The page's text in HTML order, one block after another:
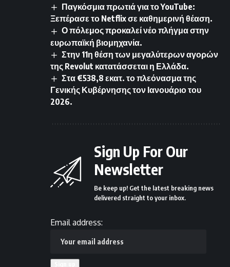
Παγκόσμια πρωτιά για το YouTube:
Ξεπέρασε το Netflix σε καθημερινή θέαση.
Ο πόλεμος προκαλεί νέο πλήγμα στην
ευρωπαϊκή βιομηχανία.
Στην 11η θέση των μεγαλύτερων αγορών
της Revolut κατατάσσεται η Ελλάδα.
Στα €538,8 εκατ. το πλεόνασμα της
Γενικής Κυβέρνησης τον Ιανουάριο του
2026.
Sign Up For Our
Newsletter
Be keep up! Get the latest breaking news
delivered straight to your inbox.
Email address: